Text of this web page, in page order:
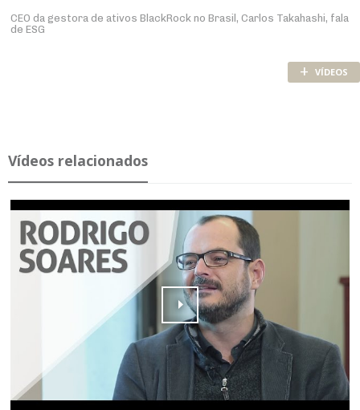
CEO da gestora de ativos BlackRock no Brasil, Carlos Takahashi, fala
de ESG
+ VÍDEOS
Ví­deos re­la­ci­o­nados